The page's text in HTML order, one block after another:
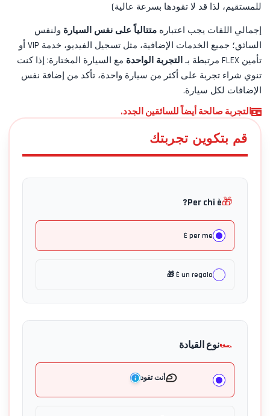
للمستقيم، لذا قد لا تقودها بسرعة عالية)
إجمالي اللفات يجب اعتباره متتالياً على نفس السيارة ولنفس
السائق؛ جميع الخدمات الإضافية، مثل
تسجيل الفيديو، خدمة VIP أو
تأمين FLEX
مرتبطة بـالتجربة الواحدة مع السيارة المختارة: إذا كنت
تنوي شراء تجربة على أكثر من سيارة واحدة، تأكد من إضافة نفس
الإضافات لكل سيارة.
التجربة صالحة أيضاً للسائقين الجدد.
قم بتكوين تجربتك
🎁
Per chi è?
È per me
È un regalo 🎁
🏎️نوع القيادة
أنت تقود